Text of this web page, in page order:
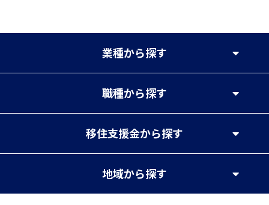
業種から探す
職種から探す
移住支援金から探す
地域から探す